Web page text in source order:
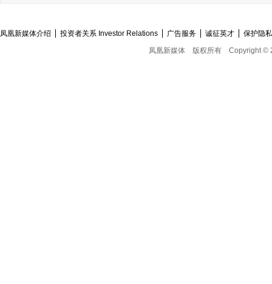
凤凰新媒体介绍 投资者关系 Investor Relations 广告服务 诚征英才
保护隐
凤凰新媒体
版权所有 Copyright ©